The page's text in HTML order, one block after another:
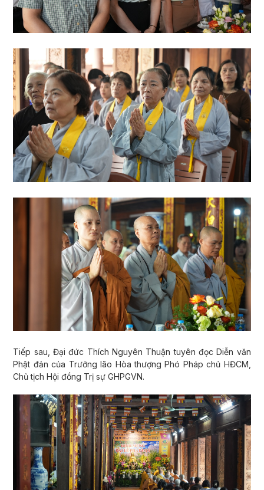
Tiếp sau, Đại đức Thích Nguyên Thuận tuyên đọc Diễn văn
Phật đản của Trưởng lão Hòa thượng Phó Pháp chủ HĐCM,
Chủ tịch Hội đồng Trị sự GHPGVN.